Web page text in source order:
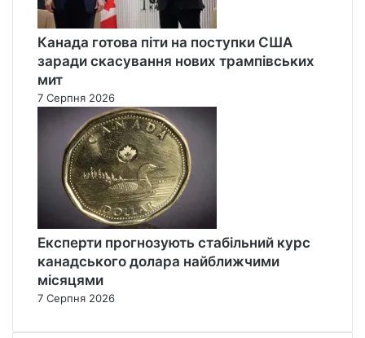
Канада готова піти на поступки США
заради скасування нових трампівських
мит
7 Серпня 2026
Експерти прогнозують стабільний курс
канадського долара найближчими
місяцями
7 Серпня 2026